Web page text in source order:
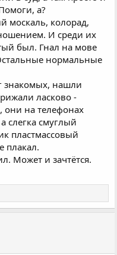
а?
москаль, колорад,
И среди их
был. Гнал на мове
нормальные
знакомых, нашли
ласково -
они на телефонах
слегка смуглый
пластмассовый
плакал.
Может и зачтётся.